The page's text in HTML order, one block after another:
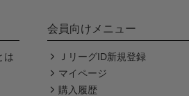
は
会員向けメニュー
ＪリーグID新規登録
マイページ
購入履歴